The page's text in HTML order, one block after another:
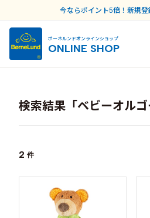
今ならポイント5倍！新規
ボーネルンドオンラインショップ
ONLINE SHOP
検索結果「ベビーオルゴ
2 件